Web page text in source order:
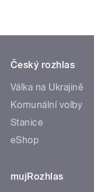
Český rozhlas
Válka na Ukrajině
Komunální volby
Stanice
eShop
mujRozhlas